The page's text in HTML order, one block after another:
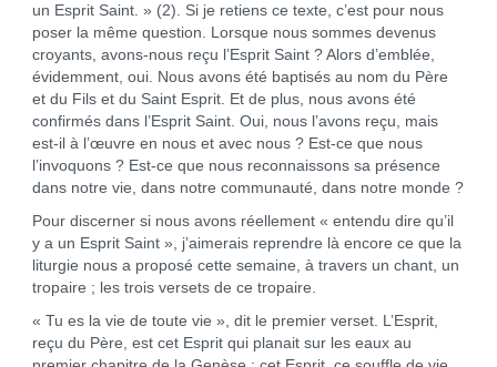
un Esprit Saint. » (2). Si je retiens ce texte, c’est pour nous
poser la même question. Lorsque nous sommes devenus
croyants, avons-nous reçu l’Esprit Saint ? Alors d’emblée,
évidemment, oui. Nous avons été baptisés au nom du Père
et du Fils et du Saint Esprit. Et de plus, nous avons été
confirmés dans l’Esprit Saint. Oui, nous l’avons reçu, mais
est-il à l’œuvre en nous et avec nous ? Est-ce que nous
l’invoquons ? Est-ce que nous reconnaissons sa présence
dans notre vie, dans notre communauté, dans notre monde ?
Pour discerner si nous avons réellement « entendu dire qu’il
y a un Esprit Saint », j’aimerais reprendre là encore ce que la
liturgie nous a proposé cette semaine, à travers un chant, un
tropaire ; les trois versets de ce tropaire.
« Tu es la vie de toute vie », dit le premier verset. L’Esprit,
reçu du Père, est cet Esprit qui planait sur les eaux au